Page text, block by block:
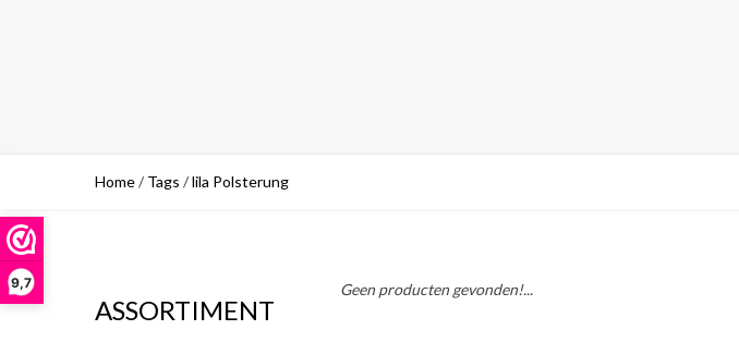
9,7
Home/ Tags /lila Polsterung
ASSORTIMENT
Geen producten gevonden!...